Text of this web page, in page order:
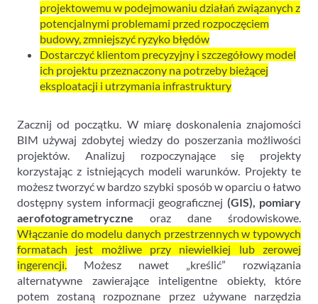
projektowemu w podejmowaniu działań związanych z
potencjalnymi problemami przed rozpoczęciem
budowy, zmniejszyć ryzyko błędów
Dostarczyć klientom precyzyjny i szczegółowy model
ich projektu przeznaczony na potrzeby bieżącej
eksploatacji i utrzymania infrastruktury
Zacznij od początku. W miarę doskonalenia znajomości
BIM używaj zdobytej wiedzy do poszerzania możliwości
projektów. Analizuj rozpoczynające się projekty
korzystając z istniejących modeli warunków. Projekty te
możesz tworzyć w bardzo szybki sposób w oparciu o łatwo
dostępny system informacji geograficznej (GIS), pomiary
aerofotogrametryczne oraz dane środowiskowe.
Włączanie do modelu danych przestrzennych w typowych
formatach jest możliwe przy niewielkiej lub zerowej
ingerencji. Możesz nawet „kreślić” rozwiązania
alternatywne zawierające inteligentne obiekty, które
potem zostaną rozpoznane przez używane narzędzia